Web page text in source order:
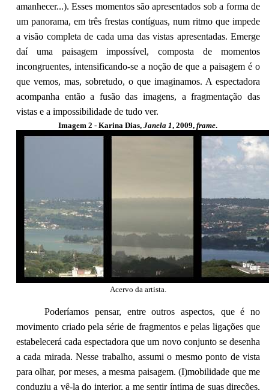
amanhecer...). Esses momentos são apresentados sob a forma de
um panorama, em três frestas contíguas, num ritmo que impede
a visão completa de cada uma das vistas apresentadas. Emerge
daí uma paisagem impossível, composta de momentos
incongruentes, intensificando-se a noção de que a paisagem é o
que vemos, mas, sobretudo, o que imaginamos. A espectadora
acompanha então a fusão das imagens, a fragmentação das
vistas e a impossibilidade de tudo ver.
Imagem 2 - Karina Dias,Janela 1, 2009,frame.
Acervo da artista.
Poderíamos pensar, entre outros aspectos, que é no
movimento criado pela série de fragmentos e pelas ligações que
estabelecerá cada espectadora que um novo conjunto se desenha
a cada mirada. Nesse trabalho, assumi o mesmo ponto de vista
para olhar, por meses, a mesma paisagem. (I)mobilidade que me
conduziu a vê-la do interior, a me sentir íntima de suas direções,